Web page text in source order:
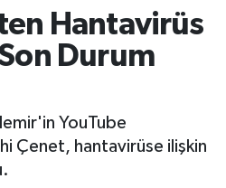
Hantavirüs
Durum
YouTube
Çenet, hantavirüse ilişkin
ve Fikstür